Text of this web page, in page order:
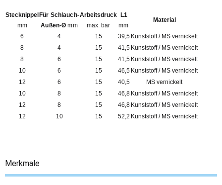
Stecknippel
mm
Für Schlauch-
Außen-Ømm
Arbeitsdruck
max. bar
L1
mm
Material
6 4 15 39,5 Kunststoff / MS vernickelt
8
4 15 41,5 Kunststoff / MS vernickelt
8
6 15 41,5 Kunststoff / MS vernickelt
10
6 15 46,5 Kunststoff / MS vernickelt
12
6 15 40,5
MS vernickelt
10
8 15 46,8 Kunststoff / MS vernickelt
12
8 15 46,8 Kunststoff / MS vernickelt
12
10 15 52,2 Kunststoff / MS vernickelt
Merkmale